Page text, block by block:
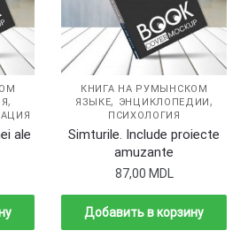
,
ale
КНИГА НА РУМЫНСКОМ
ЯЗЫКЕ, ЭНЦИКЛОПЕДИИ,
ПСИХОЛОГИЯ
Simturile. Include proiecte
amuzante
87,00 MDL
Добавить в корзину